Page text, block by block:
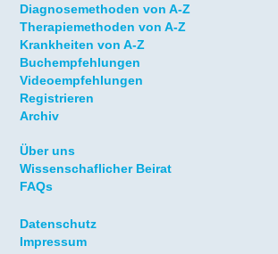
Diagnosemethoden von A-Z
Therapiemethoden von A-Z
Krankheiten von A-Z
Buchempfehlungen
Videoempfehlungen
Registrieren
Archiv
Über uns
Wissenschaflicher Beirat
FAQs
Datenschutz
Impressum